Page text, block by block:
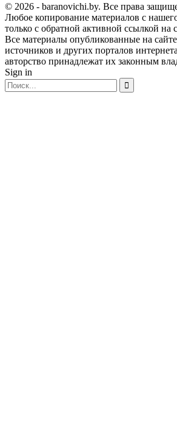
© 2026 - baranovichi.by. Все права
Любое копирование материалов с
только с обратной активной ссылкой на
Все материалы опубликованные на
источников и других порталов
авторство принадлежат их законным
Sign in